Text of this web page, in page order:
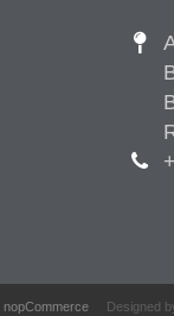
nopCommerce Designed